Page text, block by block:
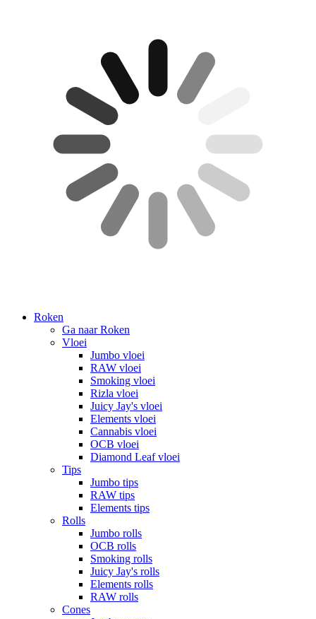
Roken
Ga naar Roken
Vloei
Jumbo vloei
RAW vloei
Smoking vloei
Rizla vloei
Juicy Jay's vloei
Elements vloei
Cannabis vloei
OCB vloei
Diamond Leaf vloei
Tips
Jumbo tips
RAW tips
Elements tips
Rolls
Jumbo rolls
OCB rolls
Smoking rolls
Juicy Jay's rolls
Elements rolls
RAW rolls
Cones